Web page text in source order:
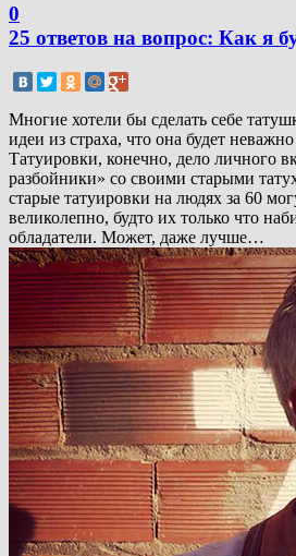
0
25 ответов на вопрос: Как я
Многие хотели бы сделать себе
идеи из страха, что она будет
Татуировки, конечно, дело личного
разбойники» со своими старыми
старые татуировки на людях за 60
великолепно, будто их только что
обладатели. Может, даже лучше…